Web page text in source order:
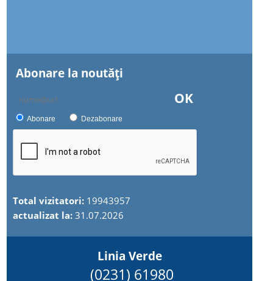
Abonare la noutăţi
OK
Abonare Dezabonare
Total vizitatori: 19943957
actualizat la:31.07.2026
Linia Verde
(0231) 61980